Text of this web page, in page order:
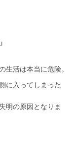
生活は本当に危険。
に入ってしまった
明の原因となりま